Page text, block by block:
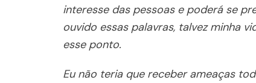
interesse das pessoas e poderá se
ouvido essas palavras, talvez minha
esse ponto.
Eu não teria que receber ameaças